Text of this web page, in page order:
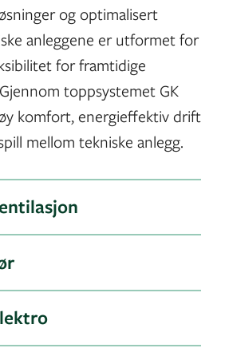
og optimalisert
anleggene er utformet for
for framtidige
toppsystemet GK
komfort, energieffektiv drift
mellom tekniske anlegg.